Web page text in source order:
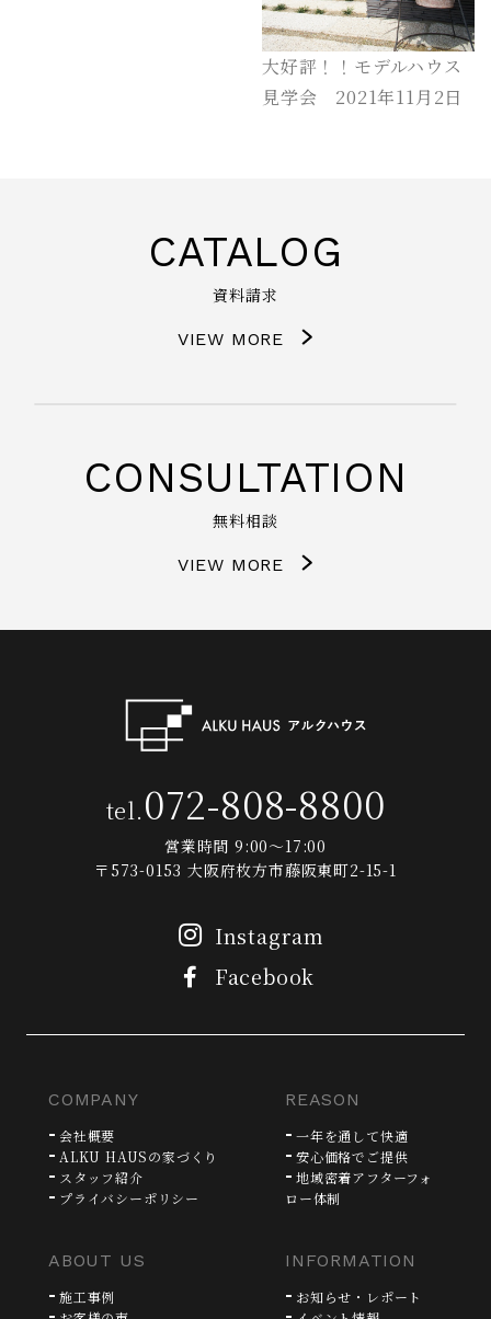
大好評！！モデルハウス
見学会 2021年11月2日
CATALOG
資料請求
VIEW MORE
CONSULTATION
無料相談
VIEW MORE
tel.072-808-8800
営業時間 9:00～17:00
〒573-0153 大阪府枚方市藤阪東町2-15-1
Instagram
Facebook
COMPANY
会社概要
ALKU HAUSの家づくり
スタッフ紹介
プライバシーポリシー
REASON
一年を通して快適
安心価格でご提供
地域密着アフターフォ
ロー体制
ABOUT US
施工事例
INFORMATION
お知らせ・レポート